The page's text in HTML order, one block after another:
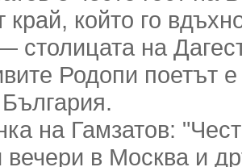
край, който го
столицата на
Родопи поетът
на Гамзатов:
вечери в Москва и